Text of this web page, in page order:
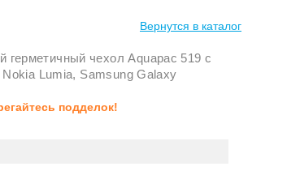
Вернутся в каталог
чехол Aquapac 519 с
Lumia, Samsung Galaxy
подделок!